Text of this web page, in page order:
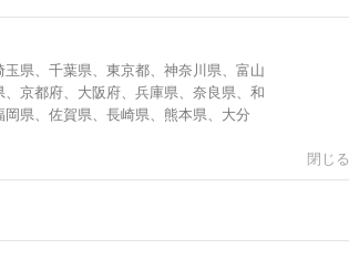
県、千葉県、東京都、神奈川県、富山
京都府、大阪府、兵庫県、奈良県、和
県、佐賀県、長崎県、熊本県、大分
閉じる